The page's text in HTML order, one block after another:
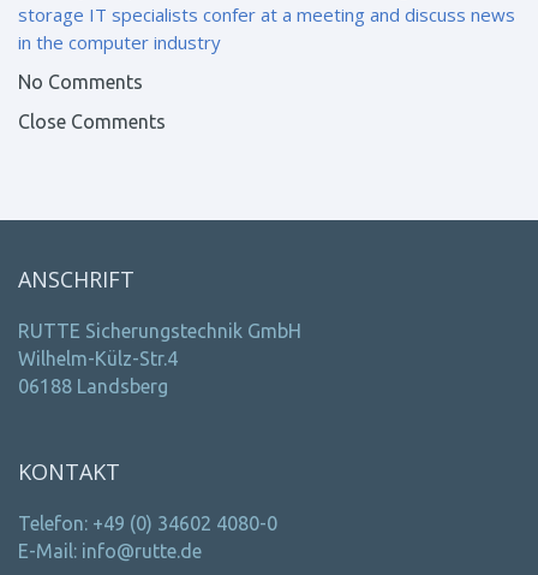
storage IT specialists confer at a meeting and discuss news
in the computer industry
No Comments
Close Comments
ANSCHRIFT
RUTTE Sicherungstechnik GmbH
Wilhelm-Külz-Str.4
06188 Landsberg
KONTAKT
Telefon: +49 (0) 34602 4080-0
E-Mail: info@rutte.de